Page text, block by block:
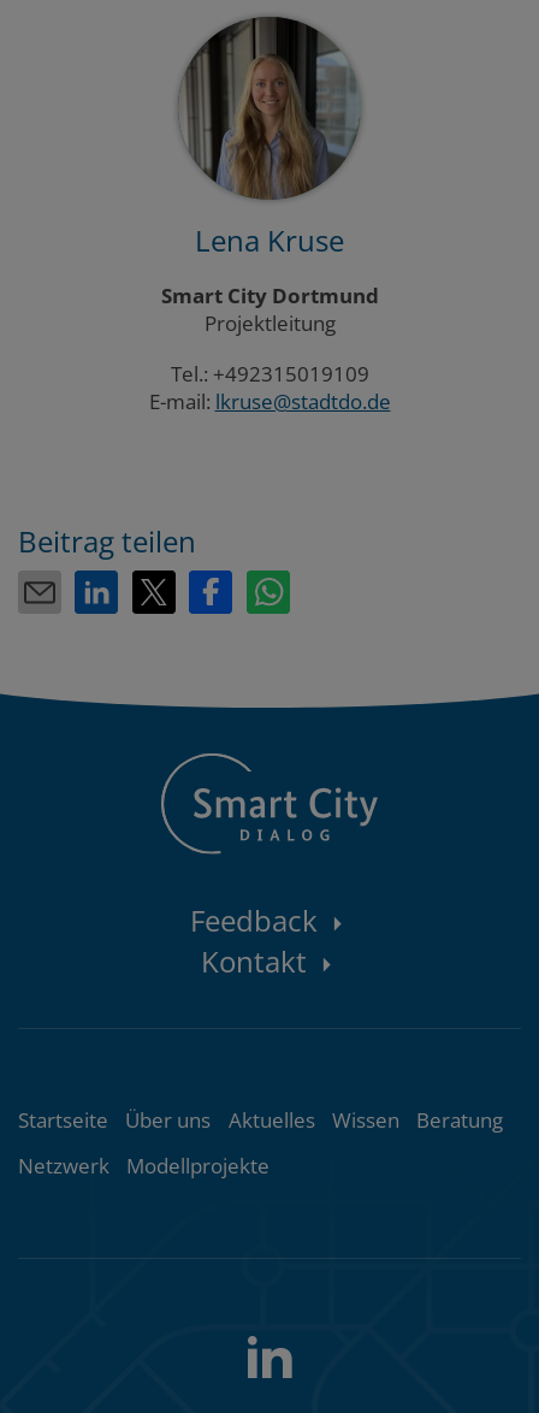
Lena Kruse
Smart City Dortmund
Projektleitung
Tel.: +492315019109
E-mail: lkruse@stadtdo.de
Beitrag teilen
Kontaktbereich
Feedback
Kontakt
Themenübersicht
Startseite Über uns Aktuelles Wissen
Beratung
Netzwerk
Modellprojekte
Folgen
LinkedIn